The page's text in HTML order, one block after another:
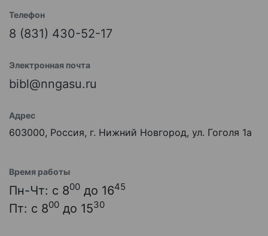
Телефон
8 (831) 430-52-17
Электронная почта
bibl@nngasu.ru
Адрес
603000, Россия, г. Нижний Новгород, ул. Гоголя 1а
Время работы
Пн-Чт: с 800 до 1645
Пт: с 800 до 1530